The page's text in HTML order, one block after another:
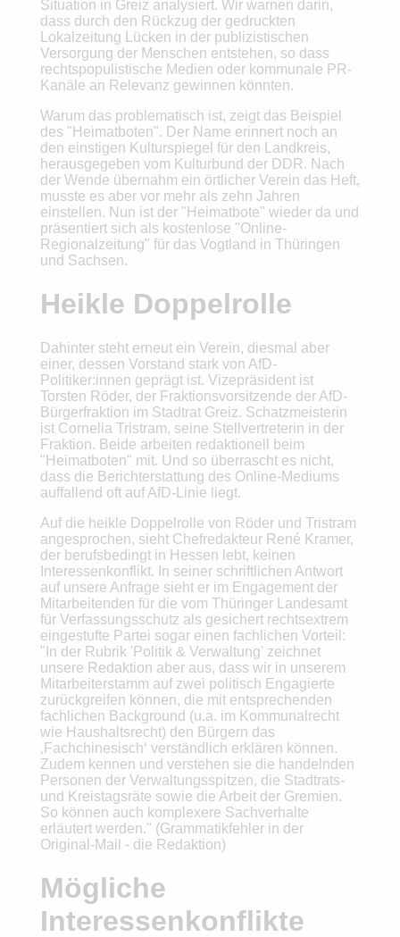
Situation in Greiz analysiert. Wir warnen darin,
dass durch den Rückzug der gedruckten
Lokalzeitung Lücken in der publizistischen
Versorgung der Menschen entstehen, so dass
rechtspopulistische Medien oder kommunale PR-
Kanäle an Relevanz gewinnen könnten.
Warum das problematisch ist, zeigt das Beispiel
des "Heimatboten". Der Name erinnert noch an
den einstigen Kulturspiegel für den Landkreis,
herausgegeben vom Kulturbund der DDR. Nach
der Wende übernahm ein örtlicher Verein das Heft,
musste es aber vor mehr als zehn Jahren
einstellen. Nun ist der "Heimatbote" wieder da und
präsentiert sich als kostenlose "Online-
Regionalzeitung" für das Vogtland in Thüringen
und Sachsen.
Heikle Doppelrolle
Dahinter steht erneut ein Verein, diesmal aber
einer, dessen Vorstand stark von AfD-
Politiker:innen geprägt ist. Vizepräsident ist
Torsten Röder, der Fraktionsvorsitzende der AfD-
Bürgerfraktion im Stadtrat Greiz. Schatzmeisterin
ist Cornelia Tristram, seine Stellvertreterin in der
Fraktion. Beide arbeiten redaktionell beim
"Heimatboten" mit. Und so überrascht es nicht,
dass die Berichterstattung des Online-Mediums
auffallend oft auf AfD-Linie liegt.
Auf die heikle Doppelrolle von Röder und Tristram
angesprochen, sieht Chefredakteur René Kramer,
der berufsbedingt in Hessen lebt, keinen
Interessenkonflikt. In seiner schriftlichen Antwort
auf unsere Anfrage sieht er im Engagement der
Mitarbeitenden für die vom Thüringer Landesamt
für Verfassungsschutz als gesichert rechtsextrem
eingestufte Partei sogar einen fachlichen Vorteil:
"In der Rubrik 'Politik & Verwaltung' zeichnet
unsere Redaktion aber aus, dass wir in unserem
Mitarbeiterstamm auf zwei politisch Engagierte
zurückgreifen können, die mit entsprechenden
fachlichen Background (u.a. im Kommunalrecht
wie Haushaltsrecht) den Bürgern das
‚Fachchinesisch‘ verständlich erklären können.
Zudem kennen und verstehen sie die handelnden
Personen der Verwaltungsspitzen, die Stadtrats-
und Kreistagsräte sowie die Arbeit der Gremien.
So können auch komplexere Sachverhalte
erläutert werden." (Grammatikfehler in der
Original-Mail - die Redaktion)
Mögliche
Interessenkonflikte